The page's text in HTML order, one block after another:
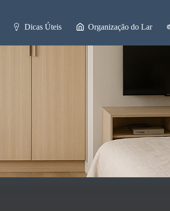
Dicas Úteis Organização do Lar